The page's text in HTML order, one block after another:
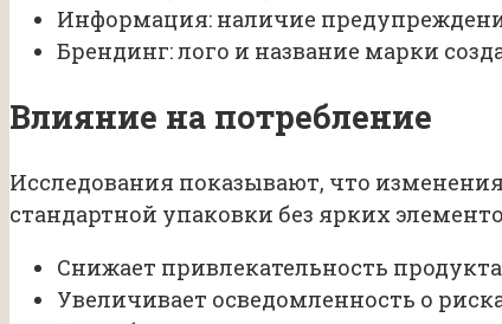
Информация: наличие
Брендинг: лого и название марки
Влияние на потребление
Исследования показывают, что
стандартной упаковки без ярких
Снижает привлекательность
Увеличивает осведомленность о